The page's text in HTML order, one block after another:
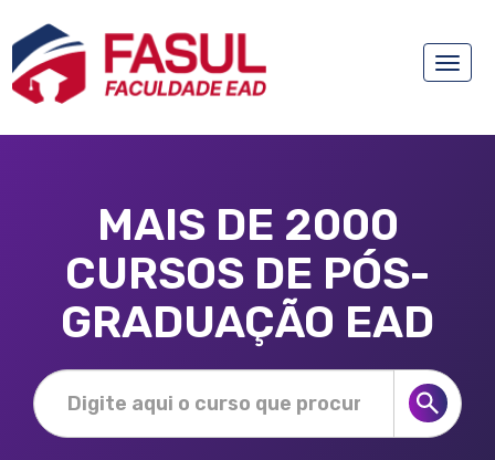
Toggle
MAIS DE 2000
CURSOS DE PÓS-
GRADUAÇÃO EAD